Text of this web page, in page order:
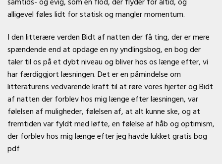
alligevel føles lidt for statisk og mangler momentum.
I den litterære verden Bidt af natten der få ting, der er mere
spændende end at opdage en ny yndlingsbog, en bog der
taler til os på et dybt niveau og bliver hos os længe efter, vi
har færdiggjort læsningen. Det er en påmindelse om
litteraturens vedvarende kraft til at røre vores hjerter og Bidt
af natten der forblev hos mig længe efter læsningen, var
følelsen af muligheder, følelsen af, at alt kunne ske, og at
fremtiden var fyldt med løfte, en følelse af håb og optimism,
der forblev hos mig længe efter jeg havde lukket gratis bog
pdf